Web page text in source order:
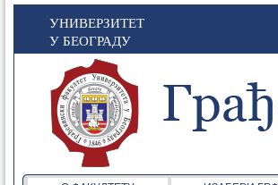
УНИВЕРЗИТЕТ
У БЕОГРАДУ